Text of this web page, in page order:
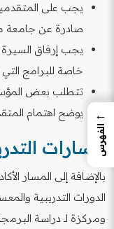
يجب على
صادرة عن جامعة
خاصة للبرامج التي
تتطلب بعض
يوضح اهتمام
مسارات
بالإضافة إلى المسار
الدورات التدريبية
ومركزة لـ دراسة
←
الفهرس